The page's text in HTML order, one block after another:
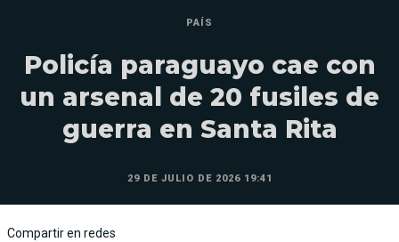
PAÍS
Policía paraguayo cae con
un arsenal de 20 fusiles de
guerra en Santa Rita
29 DE JULIO DE 2026 19:41
Compartir en redes